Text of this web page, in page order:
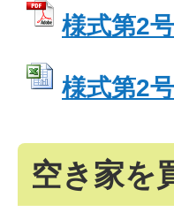
様式第2
様式第2
空き家を